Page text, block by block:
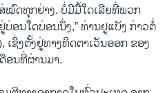
ໝົດທຸກຢ່າງ. ບໍ່ມີມື້ໃດເລີຍທີ່ພວກ
ອນໃດບ່ອນນຶ່ງ,” ທ່ານຢູແບັງ ກ່າວຕໍ່
ເຊິ່ງຕັ້ງຢູ່ທາງທິດຕາເວັນອອກ ຂອງ
ອນທີ່ຜ່ານມາ.